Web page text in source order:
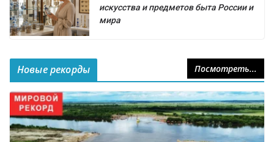
искусства и предметов быта России и
мира
Новые рекорды Посмотреть...